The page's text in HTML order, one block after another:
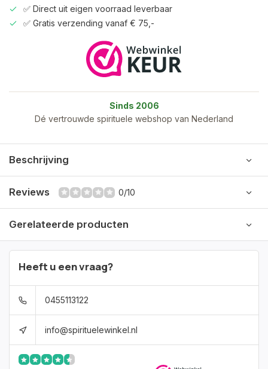
✅ Direct uit eigen voorraad leverbaar
✅ Gratis verzending vanaf € 75,-
Sinds 2006
Dé vertrouwde spirituele webshop van Nederland
Beschrijving
Reviews 0/10
Gerelateerde producten
Heeft u een vraag?
0455113122
info@spirituelewinkel.nl